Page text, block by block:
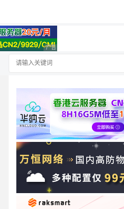
广告 商业广告，理性选择